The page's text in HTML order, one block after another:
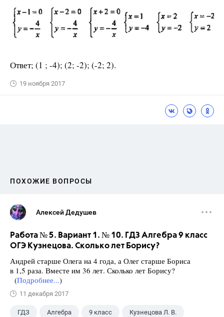
Ответ; (1 ; -4); (2; -2); (-2; 2).
19 ноября 2017
ПОХОЖИЕ ВОПРОСЫ
Алексей Дедушев
Работа № 5. Вариант 1. № 10. ГДЗ Алгебра 9 класс
ОГЭ Кузнецова. Сколько лет Борису?
Андрей старше Олега на 4 года, а Олег старше Бориса
в 1,5 раза. Вместе им 36 лет. Сколько лет Борису?
(Подробнее...)
11 декабря 2017
ГДЗ Алгебра 9 класс Кузнецова Л. В.